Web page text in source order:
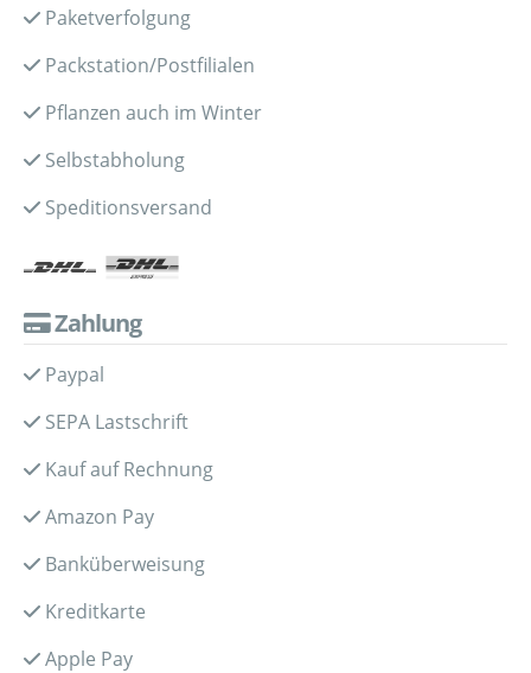
Paketverfolgung
Packstation/Postfilialen
Pflanzen auch im Winter
Selbstabholung
Speditionsversand
Zahlung
Paypal
SEPA Lastschrift
Kauf auf Rechnung
Amazon Pay
Banküberweisung
Kreditkarte
Apple Pay